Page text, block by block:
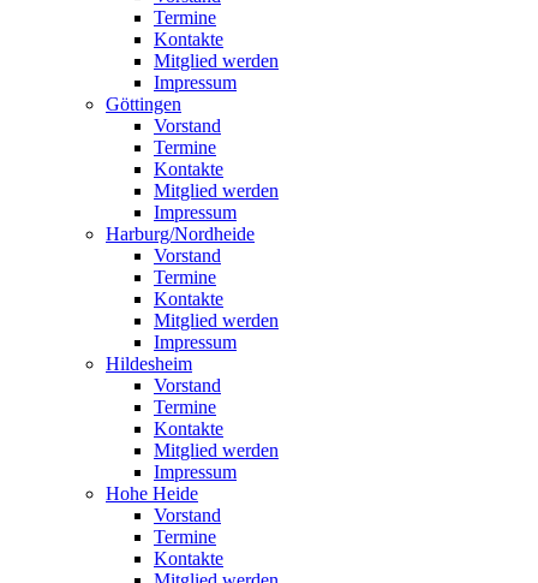
Termine
Kontakte
Mitglied werden
Impressum
Göttingen
Vorstand
Termine
Kontakte
Mitglied werden
Impressum
Harburg/Nordheide
Vorstand
Termine
Kontakte
Mitglied werden
Impressum
Hildesheim
Vorstand
Termine
Kontakte
Mitglied werden
Impressum
Hohe Heide
Vorstand
Termine
Kontakte